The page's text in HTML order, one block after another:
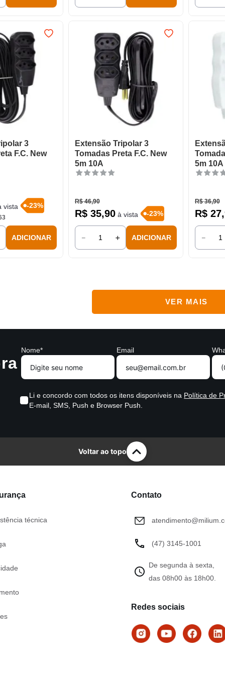
3
F.C. New
vista -23%
ADICIONAR
Extensão Tripolar 3
Tomadas Preta F.C. New
5m 10A
R$ 46,90
R$ 35,90à vista -23%
＋
－ ADICIONAR
5m 10A
R$ 36,90
R$ 27,
－
Nome* Email
Li e concordo com todos os itens disponíveis na Política de
E-mail, SMS, Push e Browser Push.
Voltar ao topo
técnica
Contato
(47) 3145-1001
De segunda à sexta,
das 08h00 às 18h00.
Redes sociais